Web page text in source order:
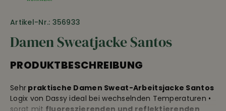
Artikel-Nr.: 356933
Damen Sweatjacke Santos
PRODUKTBESCHREIBUNG
Sehr praktische Damen Sweat-Arbeitsjacke Santos
Logix von Dassy ideal bei wechselnden Temperaturen •